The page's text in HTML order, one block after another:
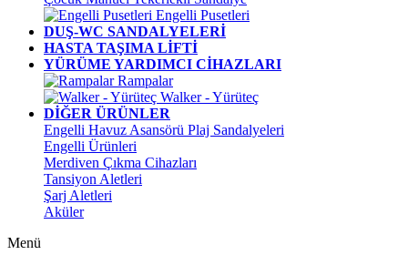
Engelli Pusetleri
DUŞ-WC SANDALYELERİ
HASTA TAŞIMA LİFTİ
YÜRÜME YARDIMCI CİHAZLARI
Rampalar
Walker - Yürüteç
DİĞER ÜRÜNLER
Engelli Havuz Asansörü Plaj Sandalyeleri
Engelli Ürünleri
Merdiven Çıkma Cihazları
Tansiyon Aletleri
Şarj Aletleri
Aküler
Menü